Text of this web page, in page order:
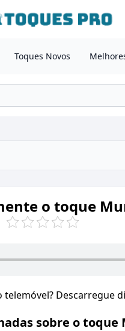
Toques Novos
o toque
Descarregue
sobre o toque